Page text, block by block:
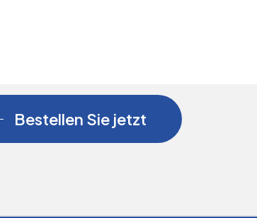
Bestellen Sie jetzt